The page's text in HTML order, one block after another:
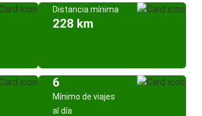
Distancia mínima
228 km
6
Mínimo de viajes
al día